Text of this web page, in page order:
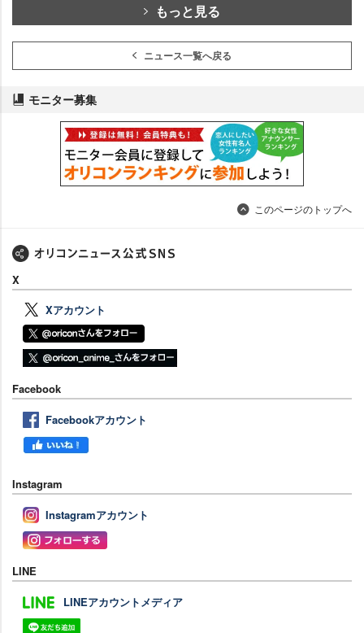
もっと見る
ニュース一覧へ戻る
モニター募集
このページのトップへ
X
Xアカウント
Facebook
Facebookアカウント
Instagram
Instagramアカウント
LINE
LINEアカウントメディア